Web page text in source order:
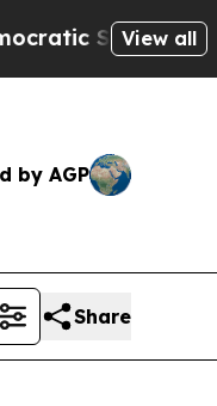
of America
View all
by AGP
Share